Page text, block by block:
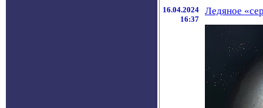
16.04.2024
16:37
Ледяное